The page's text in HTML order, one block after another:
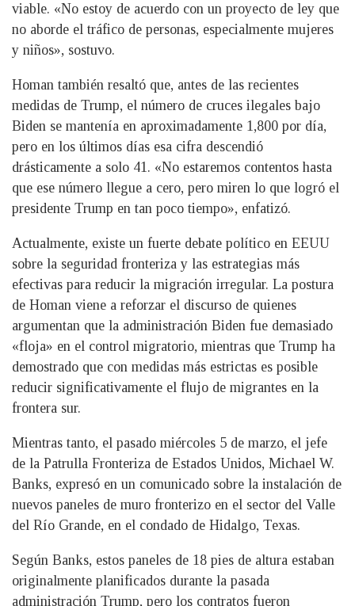
viable. «No estoy de acuerdo con un proyecto de ley que
no aborde el tráfico de personas, especialmente mujeres
y niños», sostuvo.
Homan también resaltó que, antes de las recientes
medidas de Trump, el número de cruces ilegales bajo
Biden se mantenía en aproximadamente 1,800 por día,
pero en los últimos días esa cifra descendió
drásticamente a solo 41. «No estaremos contentos hasta
que ese número llegue a cero, pero miren lo que logró el
presidente Trump en tan poco tiempo», enfatizó.
Actualmente, existe un fuerte debate político en EEUU
sobre la seguridad fronteriza y las estrategias más
efectivas para reducir la migración irregular. La postura
de Homan viene a reforzar el discurso de quienes
argumentan que la administración Biden fue demasiado
«floja» en el control migratorio, mientras que Trump ha
demostrado que con medidas más estrictas es posible
reducir significativamente el flujo de migrantes en la
frontera sur.
Mientras tanto, el pasado miércoles 5 de marzo, el jefe
de la Patrulla Fronteriza de Estados Unidos, Michael W.
Banks, expresó en un comunicado sobre la instalación de
nuevos paneles de muro fronterizo en el sector del Valle
del Río Grande, en el condado de Hidalgo, Texas.
Según Banks, estos paneles de 18 pies de altura estaban
originalmente planificados durante la pasada
administración Trump, pero los contratos fueron